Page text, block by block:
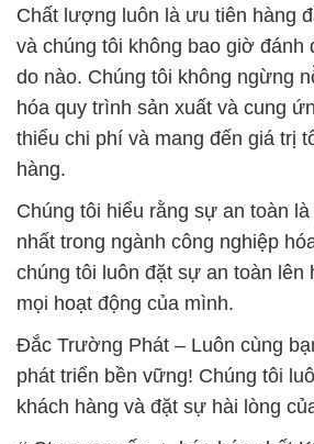
Chất lượng luôn là ưu tiên hàng
và chúng tôi không bao giờ đánh
do nào. Chúng tôi không ngừng
hóa quy trình sản xuất và cung
thiểu chi phí và mang đến giá trị
hàng.
Chúng tôi hiểu rằng sự an toàn
nhất trong ngành công nghiệp
chúng tôi luôn đặt sự an toàn lên
mọi hoạt động của mình.
Đắc Trường Phát – Luôn cùng
phát triển bền vững! Chúng tôi
khách hàng và đặt sự hài lòng